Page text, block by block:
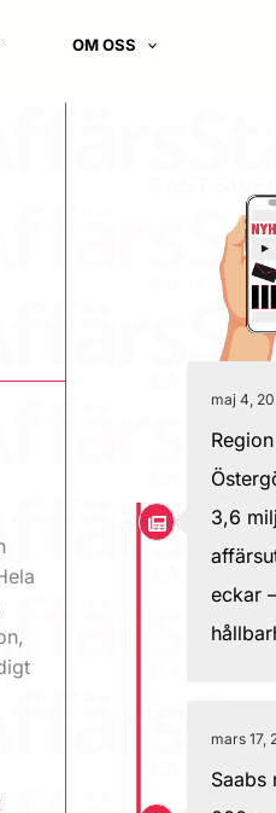
OM OSS
maj 4,
Region
3,6
eckar
mars 17,
Saabs